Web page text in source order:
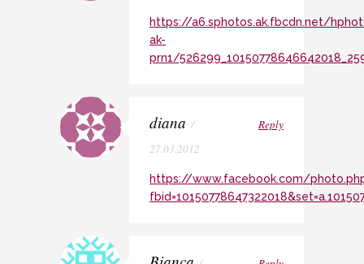
https://a6.sphotos.ak.fbcdn.net/
ak-
prn1/
diana /
27.03.2012
Reply
https://www.facebook.com/